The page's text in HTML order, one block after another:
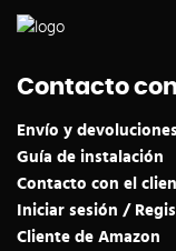
Contacto
Envío y devoluciones
Guía de instalación
Contacto con el
Iniciar sesión /
Cliente de Amazon